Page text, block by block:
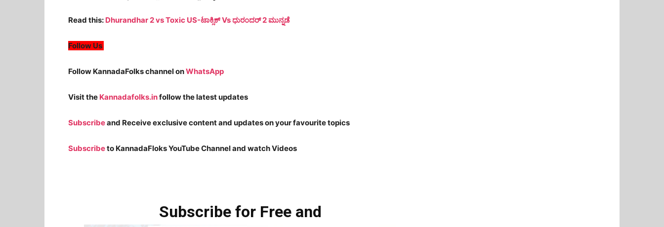
Read this: Dhurandhar 2 vs Toxic US-ಟಾಕ್ಸಿಕ್ Vs ಧುರಂದರ್ 2 ಮುನ್ನಡೆ
Follow Us
Follow KannadaFolks channel onWhatsApp
Visit the Kannadafolks.infollow the latest updates
Subscribeand Receive exclusive content and updates on your favourite topics
Subscribeto KannadaFloks YouTube Channel and watch Videos
Subscribe for Free and